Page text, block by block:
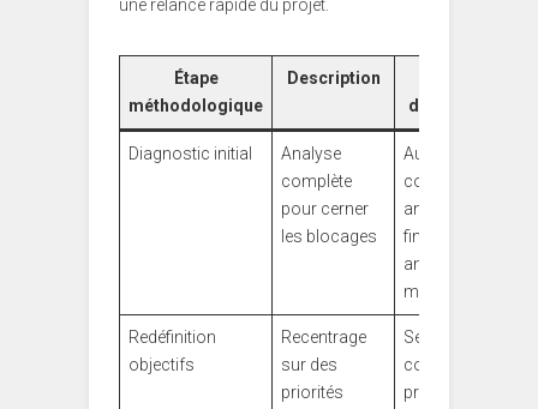
une relance rapide du projet.
Étape
méthodologique
Description
d’application
Diagnostic initial
Analyse
complète
pour cerner
les blocages
Audit de
compétences,
analyse
financière,
analyse
marché
Redéfinition
objectifs
Recentrage
sur des
priorités
Séances de
coaching pour
prioriser les